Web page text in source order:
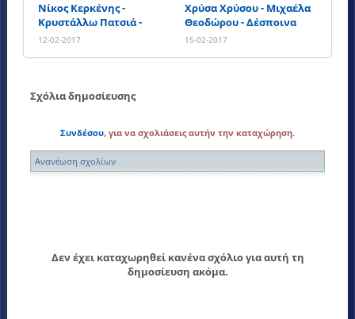
Νίκος Κερκένης -
Κρυστάλλω Πατσιά -
Ανδρέας Στεργιόπουλος
12-02-2017
Χρύσα Χρύσου - Μιχαέλα
Θεοδώρου - Δέσποινα
Τάτα
15-02-2017
Σχόλια δημοσίευσης
Συνδέσου, για να σχολιάσεις αυτήν την καταχώρηση.
Ανανέωση σχολίων
Δεν έχει καταχωρηθεί κανένα σχόλιο για αυτή τη
δημοσίευση ακόμα.